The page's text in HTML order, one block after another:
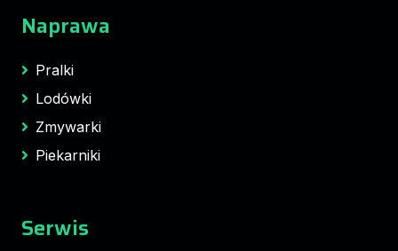
Naprawa
Pralki
Lodówki
Zmywarki
Piekarniki
Serwis